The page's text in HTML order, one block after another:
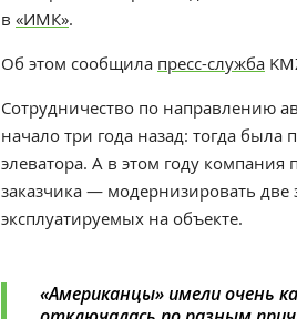
в «ИМК».
Об этом сообщила пресс-служба
Сотрудничество по направлению
начало три года назад: тогда была
элеватора. А в этом году компания
заказчика — модернизировать
эксплуатируемых на объекте.
«Американцы» имели очень